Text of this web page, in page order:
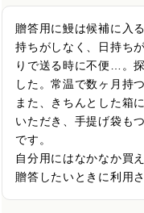
贈答用に鰻は候補に入
持ちがしなく、日持ち
りで送る時に不便…。
した。常温で数ヶ月持
また、きちんとした箱
いただき、手提げ袋も
です。
自分用にはなかなか買
贈答したいときに利用